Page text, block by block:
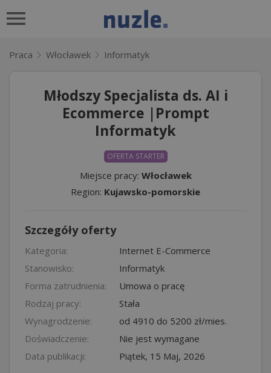
Praca Włocławek Informatyk
Młodszy Specjalista ds. AI i
Ecommerce |Prompt
Informatyk
OFERTA STARTER
Miejsce pracy: Włocławek
Region: Kujawsko-pomorskie
Szczegóły oferty
Kategoria:
Internet E-Commerce
Stanowisko:
Informatyk
Forma zatrudnienia:
Umowa o pracę
Rodzaj pracy:
Stała
Wynagrodzenie:
od 4910 do 5200 zł/mies.
Doświadczenie:
Nie jest wymagane
Data publikacji:
Piątek, 15 Maj, 2026